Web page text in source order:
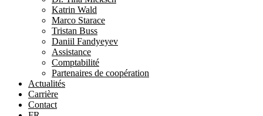
Katrin Wald
Marco Starace
Tristan Buss
Daniil Fandyeyev
Assistance
Comptabilité
Partenaires de coopération
Actualités
Carrière
Contact